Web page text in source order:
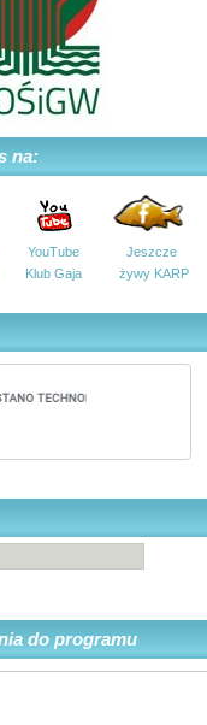
na:
YouTube
Klub Gaja
Jeszcze
żywy KARP
do programu